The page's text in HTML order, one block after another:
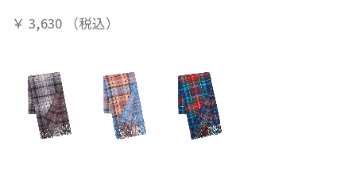
￥ 3,630 （税込）